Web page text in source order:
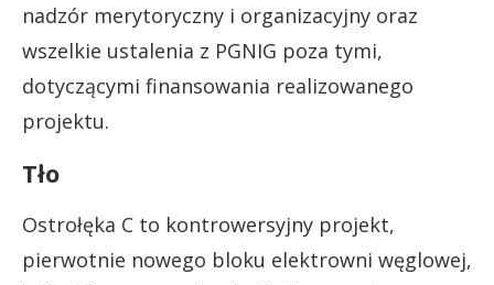
nadzór merytoryczny i organizacyjny oraz
wszelkie ustalenia z PGNIG poza tymi,
dotyczącymi finansowania realizowanego
projektu.
Tło
Ostrołęka C to kontrowersyjny projekt,
pierwotnie nowego bloku elektrowni węglowej,